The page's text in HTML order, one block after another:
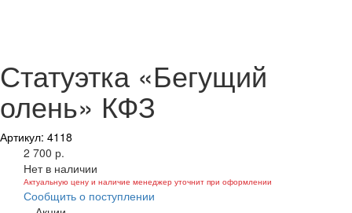
Статуэтка «Бегущий
олень» КФЗ
Артикул: 4118
2 700 р.
Нет в наличии
Актуальную цену и наличие менеджер уточнит при оформлении
Сообщить о поступлении